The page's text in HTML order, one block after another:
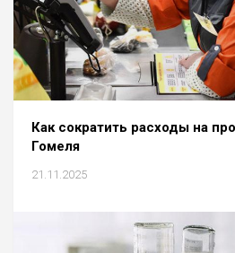
Как сократить расходы на
Гомеля
21.11.2025